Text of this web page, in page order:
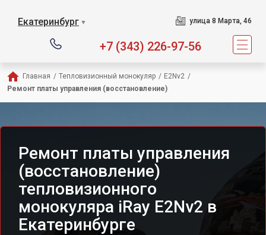
Екатеринбург ▼ улица 8 Марта, 46
+7 (343) 226-97-56
Главная / Тепловизионный монокуляр / E2Nv2 /
Ремонт платы управления (восстановление)
Ремонт платы управления
(восстановление)
тепловизионного
монокуляра iRay E2Nv2 в
Екатеринбурге